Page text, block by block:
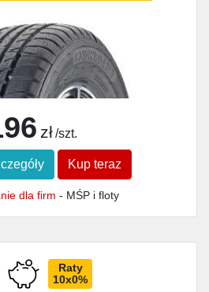
zł /szt.
Kup teraz
dla firm - MŚP i floty
Raty
10x0%